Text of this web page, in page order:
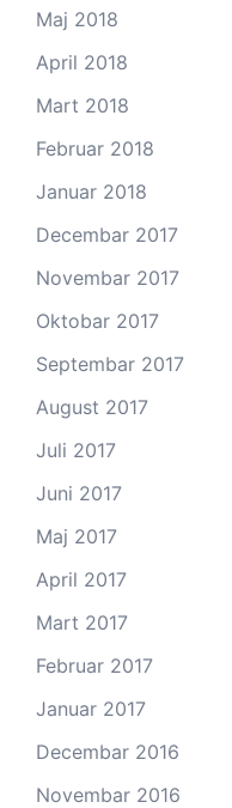
Maj 2018
April 2018
Mart 2018
Februar 2018
Januar 2018
Decembar 2017
Novembar 2017
Oktobar 2017
Septembar 2017
August 2017
Juli 2017
Juni 2017
Maj 2017
April 2017
Mart 2017
Februar 2017
Januar 2017
Decembar 2016
Novembar 2016